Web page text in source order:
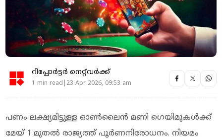
റിപ്പോർട്ടർ നെറ്റ്‌വര്‍ക്ക്‌
1 min read|23 Apr 2026, 09:53 am
പണം ലക്ഷ്യമിട്ടുള്ള ഓണ്‍ലൈന്‍ മണി ഗെയിമുകള്‍ക്ക്
മേയ് 1 മുതല്‍ രാജ്യത്ത് പൂര്‍ണനിരോധനം. നിയമം